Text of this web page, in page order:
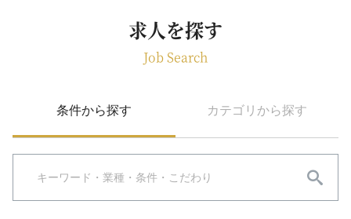
求人を探す
Job Search
条件から探す カテゴリから探す